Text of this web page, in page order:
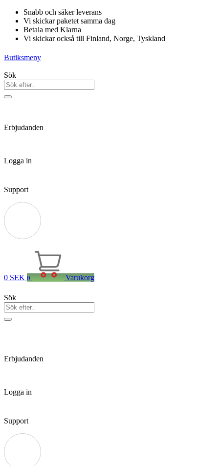
Hoppa
innehåll
Snabb och säker leverans
Vi skickar paketet samma dag
Betala med Klarna
Vi skickar också till Finland, Norge, Tyskland
Butiksmeny
Sök
Erbjudanden
Logga in
Support
0 SEK 0 Varukorg
Sök
Erbjudanden
Logga in
Support